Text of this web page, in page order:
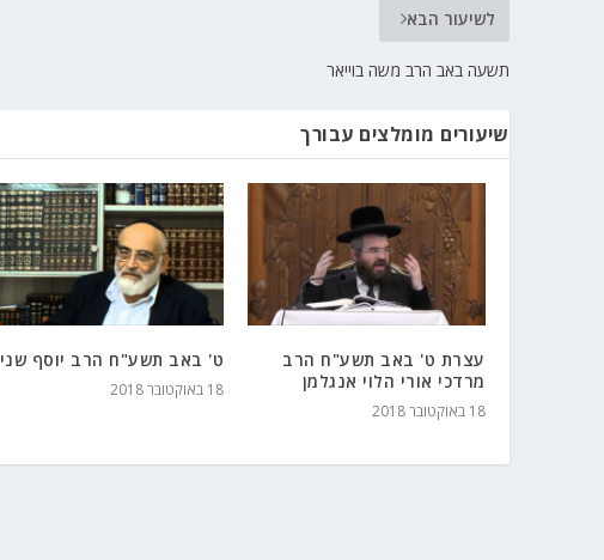
לשיעור הבא
תשעה באב הרב משה בוייאר
שיעורים מומלצים עבורך
עצרת ט' באב תשע"ח הרב
מרדכי אורי הלוי אנגלמן
18 באוקטובר 2018
ט' באב תשע"ח הרב יוסף שני
18 באוקטובר 2018